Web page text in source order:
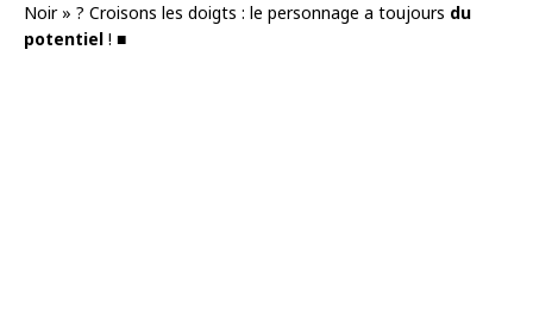
Noir » ? Croisons les doigts : le personnage a toujours du
potentiel ! ■